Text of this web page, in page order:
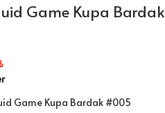
Game Kupa Bardak